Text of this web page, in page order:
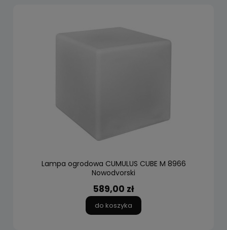
Lampa ogrodowa CUMULUS CUBE M 8966
Nowodvorski
589,00 zł
do koszyka